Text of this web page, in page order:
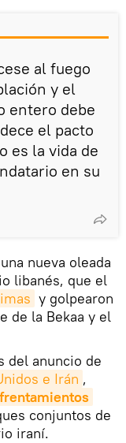
al fuego
y el
entero debe
el pacto
es la vida de
en su
nueva oleada
libanés, que el
y golpearon
de la Bekaa y el
del anuncio de
e Irán ,
conjuntos de
iraní.